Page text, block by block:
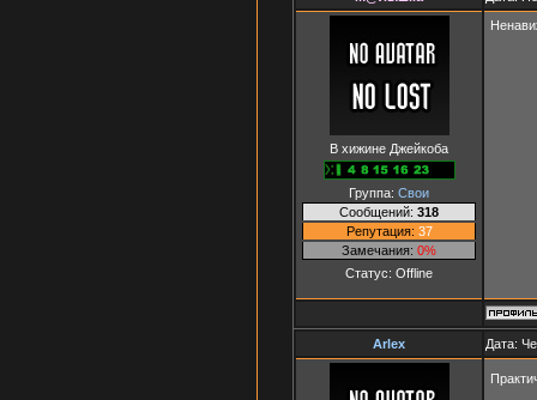
В хижине Джейкоба
Группа: Свои
Сообщений: 318
Репутация: 37
Замечания: 0%
Статус: Offline
Arlex Дата: